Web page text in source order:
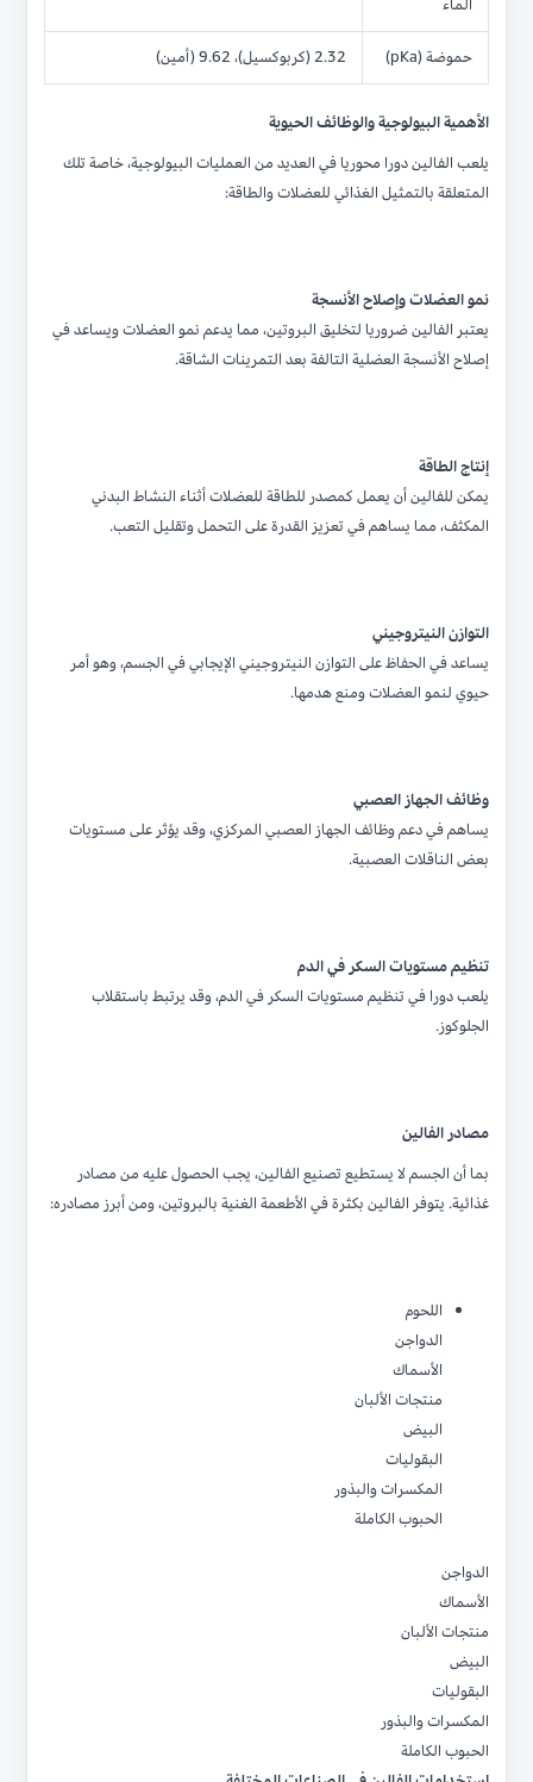
الماء
حموضة (pKa) 2.32 (كربوكسيل)، 9.62 (أمين)
الأهمية البيولوجية والوظائف الحيوية
يلعب الفالين دورا محوريا في العديد من العمليات البيولوجية، خاصة تلك
المتعلقة بالتمثيل الغذائي للعضلات والطاقة:
نمو العضلات وإصلاح الأنسجة
يعتبر الفالين ضروريا لتخليق البروتين، مما يدعم نمو العضلات ويساعد في
إصلاح الأنسجة العضلية التالفة بعد التمرينات الشاقة.
إنتاج الطاقة
يمكن للفالين أن يعمل كمصدر للطاقة للعضلات أثناء النشاط البدني
المكثف، مما يساهم في تعزيز القدرة على التحمل وتقليل التعب.
التوازن النيتروجيني
يساعد في الحفاظ على التوازن النيتروجيني الإيجابي في الجسم، وهو أمر
حيوي لنمو العضلات ومنع هدمها.
وظائف الجهاز العصبي
يساهم في دعم وظائف الجهاز العصبي المركزي، وقد يؤثر على مستويات
بعض الناقلات العصبية.
تنظيم مستويات السكر في الدم
يلعب دورا في تنظيم مستويات السكر في الدم، وقد يرتبط باستقلاب
الجلوكوز.
مصادر الفالين
بما أن الجسم لا يستطيع تصنيع الفالين، يجب الحصول عليه من مصادر
غذائية. يتوفر الفالين بكثرة في الأطعمة الغنية بالبروتين، ومن أبرز مصادره:
اللحوم
الدواجن
الأسماك
منتجات الألبان
البيض
البقوليات
المكسرات والبذور
الحبوب الكاملة
الدواجن
الأسماك
منتجات الألبان
البيض
البقوليات
المكسرات والبذور
الحبوب الكاملة